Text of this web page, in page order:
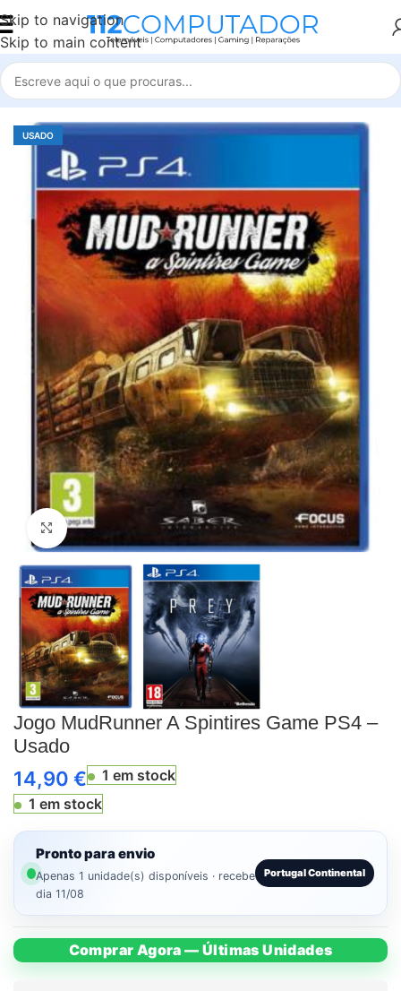
Skip to navigation
Skip to main content
Início Accessories
USADO
Click to enlarge
Jogo MudRunner A Spintires Game PS4 –
Usado
14,90 €
1 em stock
1 em stock
Pronto para envio
Apenas 1 unidade(s) disponíveis · recebe
dia 11/08
Portugal Continental
Comprar Agora — Últimas Unidades